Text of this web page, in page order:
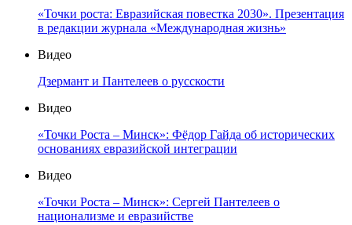
«Точки роста: Евразийская повестка 2030». Презентация
в редакции журнала «Международная жизнь»
Видео
Дзермант и Пантелеев о русскости
Видео
«Точки Роста – Минск»: Фёдор Гайда об исторических
основаниях евразийской интеграции
Видео
«Точки Роста – Минск»: Сергей Пантелеев о
национализме и евразийстве